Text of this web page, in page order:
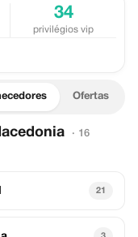
34
privilégios vip
Ofertas
· 16
21